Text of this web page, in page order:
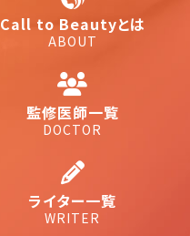
Call to Beautyとは
ABOUT
監修医師一覧
DOCTOR
ライター一覧
WRITER